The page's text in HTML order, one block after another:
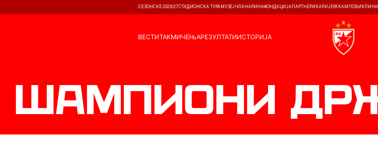
СЕЗОНСКЕ 2026/27СТАДИОНСКА ТУРА МУЗЕЈ ЧЛАНАРИНАФОНДАЦИЈА ПАРТНЕРИ КАРИЈЕРА КАМПОВИ
ВЕСТИТАКМИЧЕЊАРЕЗУЛТАТИИСТОРИЈА
Шампиони